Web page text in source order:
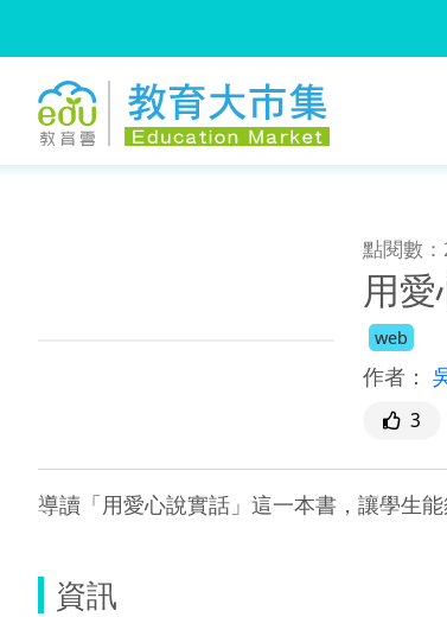
點閱數
用
web
作者：
3
導讀「用愛心說實話」這一本書，讓學生
資訊